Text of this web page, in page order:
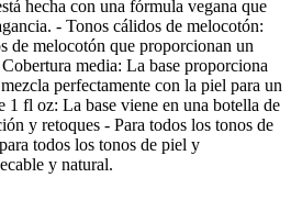
hecha con una fórmula vegana que
- Tonos cálidos de melocotón:
de melocotón que proporcionan un
media: La base proporciona
perfectamente con la piel para un
1 fl oz: La base viene en una botella de
y retoques - Para todos los tonos de
todos los tonos de piel y
y natural.